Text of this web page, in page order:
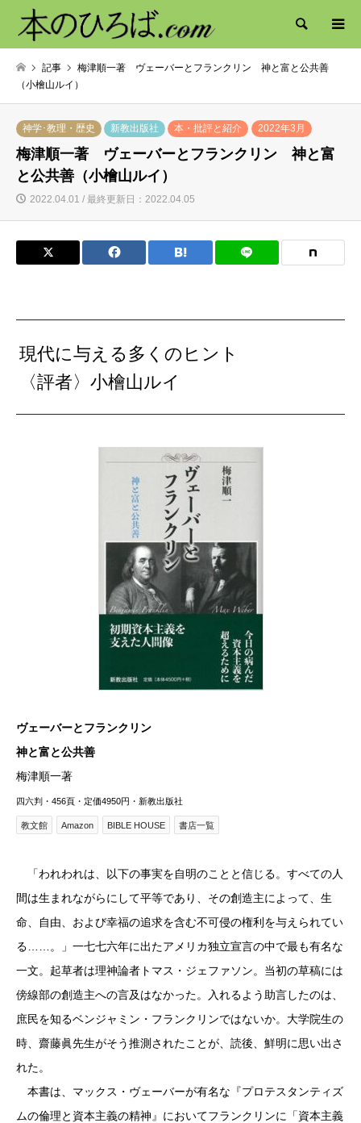
検索
記事
梅津順一著 ヴェーバーとフランクリン 神と富と公共善
（小檜山ルイ）
神学･教理・歴史 新教出版社 本・批評と紹介 2022年3月
梅津順一著 ヴェーバーとフランクリン 神と富
と公共善（小檜山ルイ）
2022.04.01 / 最終更新日：2022.04.05
現代に与える多くのヒント
〈評者〉小檜山ルイ
ヴェーバーとフランクリン
神と富と公共善
梅津順一著
四六判・456頁・定価4950円・新教出版社
教文館 Amazon BIBLE HOUSE 書店一覧
「われわれは、以下の事実を自明のことと信じる。すべての人
間は生まれながらにして平等であり、その創造主によって、生
命、自由、および幸福の追求を含む不可侵の権利を与えられてい
る……。」一七七六年に出たアメリカ独立宣言の中で最も有名な
一文。起草者は理神論者トマス・ジェファソン。当初の草稿には
傍線部の創造主への言及はなかった。入れるよう助言したのは、
庶民を知るベンジャミン・フランクリンではないか。大学院生の
時、齋藤眞先生がそう推測されたことが、読後、鮮明に思い出さ
れた。
本書は、マックス・ヴェーバーが有名な『プロテスタンティズ
ムの倫理と資本主義の精神』においてフランクリンに「資本主義